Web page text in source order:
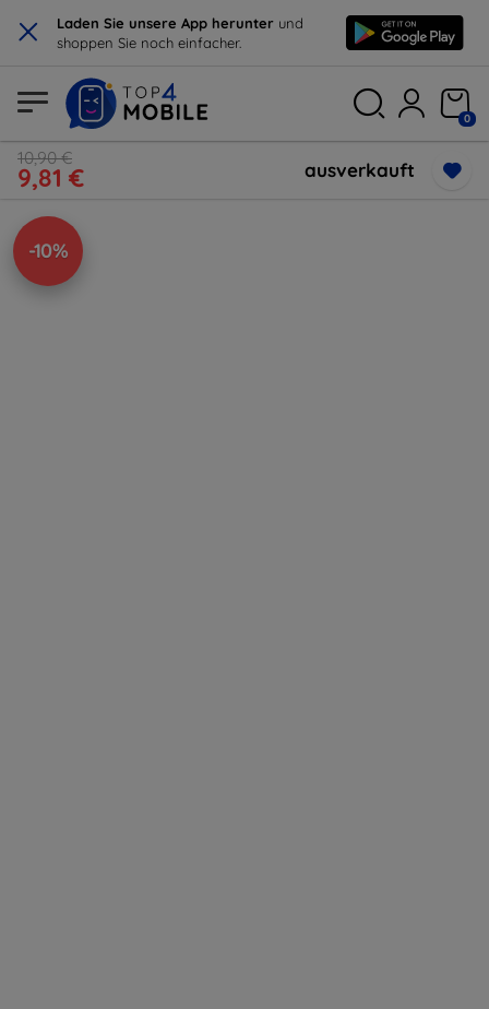
× Laden Sie unsere App herunter und
shoppen Sie noch einfacher.
0
10,90 €
9,81 € ausverkauft
-10%